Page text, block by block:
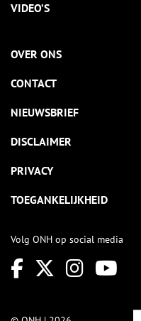
VIDEO’S
OVER ONS
CONTACT
NIEUWSBRIEF
DISCLAIMER
PRIVACY
TOEGANKELIJKHEID
Volg ONH op social media